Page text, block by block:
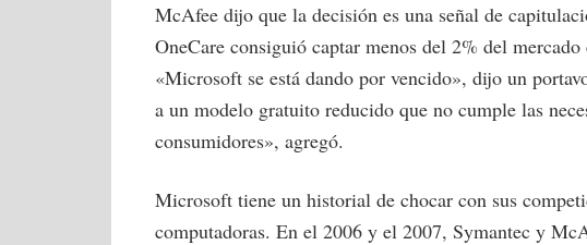
McAfee dijo que la decisión es una señal de
OneCare consiguió captar menos del 2% del
«Microsoft se está dando por vencido», dijo un
a un modelo gratuito reducido que no cumple las
consumidores», agregó.
Microsoft tiene un historial de chocar con sus
computadoras. En el 2006 y el 2007, Symantec y